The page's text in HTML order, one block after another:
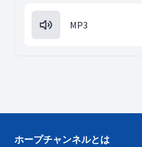
MP3
ホープチャンネルとは